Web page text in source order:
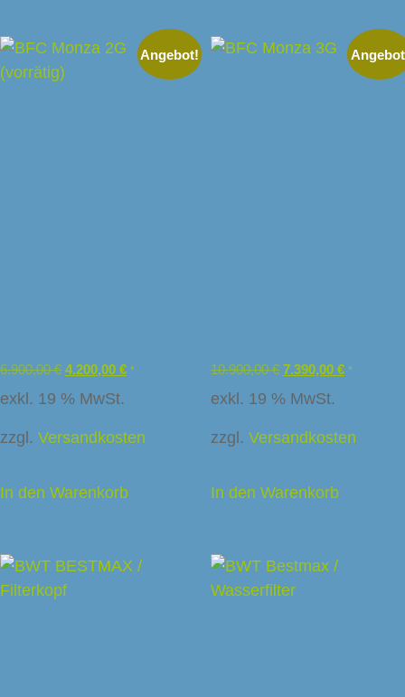
Angebot!
6.900,00€ 4.200,00 € *
exkl. 19 % MwSt.
zzgl. Versandkosten
In den Warenkorb
10.900,00€ 7.390,00 € *
exkl. 19 % MwSt.
zzgl. Versandkosten
In den Warenkorb